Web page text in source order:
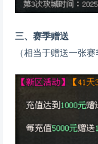
三、赛季赠送
（相当于赠送一张赛